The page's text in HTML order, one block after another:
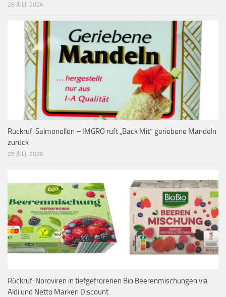
28 JULI, 2026
Rückruf: Salmonellen – IMGRO ruft „Back Mit“ geriebene Mandeln
zurück
28 JULI, 2026
Rückruf: Noroviren in tiefgefrorenen Bio Beerenmischungen via
Aldi und Netto Marken Discount